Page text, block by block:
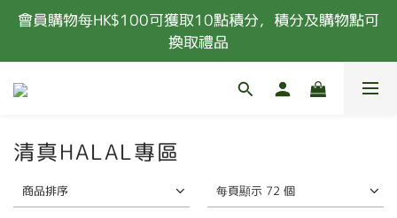
凡購物滿港幣$400或以上 (扣除所有優惠及購物金
後)，即可享有免費送貨服務 (偏遠地區除外)
會員購物每HK$100可獲取10點積分，積分及購物點可
換取禮品
新會員首次消費 85折優惠 (特價，套餐及指定食材除
凡購物滿港幣$400或以上 (扣除所有優惠及購物金
後)，即可享有免費送貨服務 (偏遠地區除外)
清真HALAL專區
商品排序 每頁顯示 72 個